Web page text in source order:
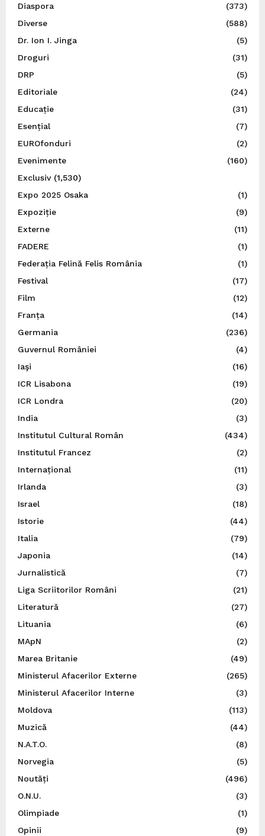
Diaspora
(373)
Diverse
(588)
Dr. Ion I. Jinga
(5)
Droguri
(31)
DRP
(5)
Editoriale
(24)
Educație
(31)
Esențial
(7)
EUROfonduri
(2)
Evenimente
(160)
Exclusiv(1,530)
Expo 2025 Osaka
(1)
Expoziție
(9)
Externe
(11)
FADERE
(1)
Federația Felină Felis România
(1)
Festival
(17)
Film
(12)
Franța
(14)
Germania
(236)
Guvernul României
(4)
Iaşi
(16)
ICR Lisabona
(19)
ICR Londra
(20)
India
(3)
Institutul Cultural Român
(434)
Institutul Francez
(2)
Internațional
(11)
Irlanda
(3)
Israel
(18)
Istorie
(44)
Italia
(79)
Japonia
(14)
Jurnalistică
(7)
Liga Scriitorilor Români
(21)
Literatură
(27)
Lituania
(6)
MApN
(2)
Marea Britanie
(49)
Ministerul Afacerilor Externe
(265)
Ministerul Afacerilor Interne
(3)
Moldova
(113)
Muzică
(44)
N.A.T.O.
(8)
Norvegia
(5)
Noutăți
(496)
O.N.U.
(3)
Olimpiade
(1)
Opinii
(9)